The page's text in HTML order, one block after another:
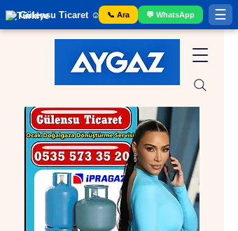
Gülensu Ticaret ☺️ Gaziantep Tüp Bayii
📞 Ara 💬 WhatsApp ☰